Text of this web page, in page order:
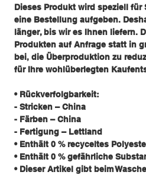
Dieses Produkt wird speziell für
eine Bestellung aufgeben.
länger, bis wir es Ihnen liefern.
Produkten auf Anfrage statt in
bei, die Überproduktion zu
für Ihre wohlüberlegten
• Rückverfolgbarkeit:
- Stricken – China
- Färben – China
- Fertigung – Lettland
• Enthält 0 % recyceltes
• Enthält 0 % gefährliche
• Dieser Artikel gibt beim